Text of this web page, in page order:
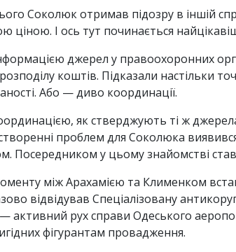
Соколюк отримав підозру в іншій
ціною. І ось тут починається
джерел у правоохоронних
коштів. Підказали настільки
Або — диво координації.
як стверджують ті ж
створенні проблем для Соколюка
Посередником у цьому знайомстві
між Арахамією та Клименком
відвідував Спеціалізовану
активний рух справи Одеського
фігурантам провадження.